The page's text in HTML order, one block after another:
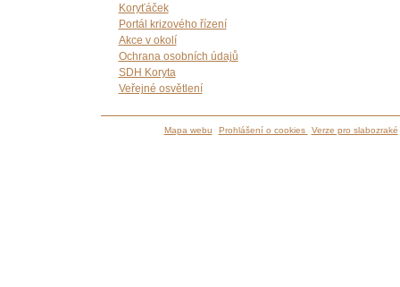
Koryťáček
Portál krizového řízení
Akce v okolí
Ochrana osobních údajů
SDH Koryta
Veřejné osvětlení
Mapa webu Prohlášení o cookies Verze pro slabozraké